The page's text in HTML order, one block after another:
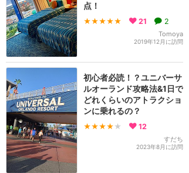
点！
★★★★★ 21 2
Tomoya
2019年12月に訪問
初心者必読！？ユニバーサ
ルオーランド攻略法&1日で
どれくらいのアトラクショ
ンに乗れるの？
★★★★ ★ 12
すだち
2023年8月に訪問